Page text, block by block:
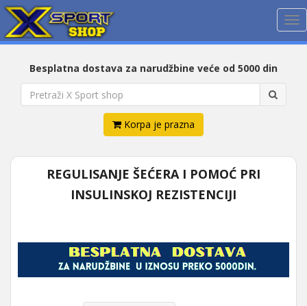
Besplatna dostava za narudžbine veće od 5000 din
Korpa je prazna
REGULISANJE ŠEĆERA I POMOĆ PRI
INSULINSKOJ REZISTENCIJI